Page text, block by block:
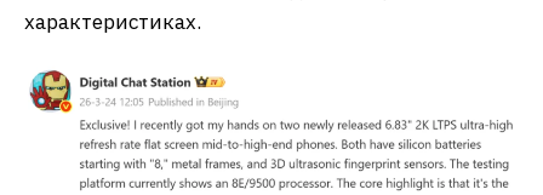
характеристиках.